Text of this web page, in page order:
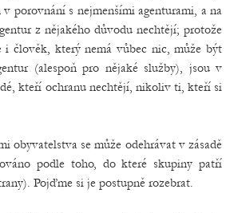
v porovnání s nejmenšími agenturami, a na
z nějakého důvodu nechtějí; protože
člověk, který nemá vůbec nic, může být
(alespoň pro nějaké služby), jsou v
kteří ochranu nechtějí, nikoliv ti, kteří si
obyvatelstva se může odehrávat v zásadě
podle toho, do které skupiny patří
Pojďme si je postupně rozebrat.